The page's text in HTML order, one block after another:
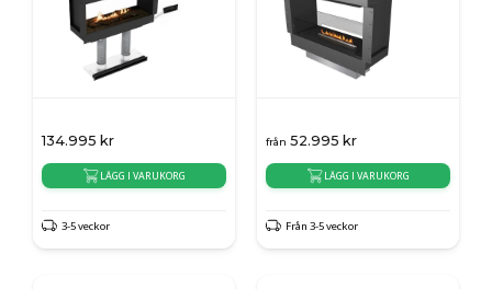
134.995 kr
LÄGG I VARUKORG
3-5 veckor
från 52.995 kr
LÄGG I VARUKORG
Från 3-5 veckor